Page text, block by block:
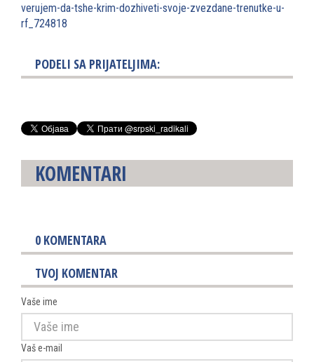
verujem-da-tshe-krim-dozhiveti-svoje-zvezdane-trenutke-u-
rf_ 724818
PODELI SA PRIJATELJIMA:
KOMENTARI
0 KOMENTARA
TVOJ KOMENTAR
Vaše ime
Vaš e-mail